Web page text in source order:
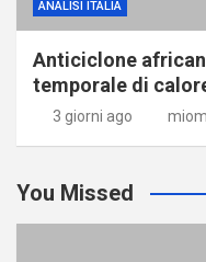
ANALISI ITALIA
Anticiclone
temporale di
3 giorni ago
You Missed